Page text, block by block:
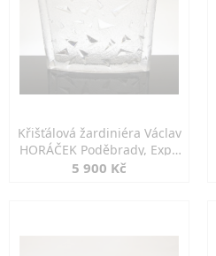
Křišťálová žardiniéra Václav
HORÁČEK Poděbrady, Expo
´67
5 900 Kč